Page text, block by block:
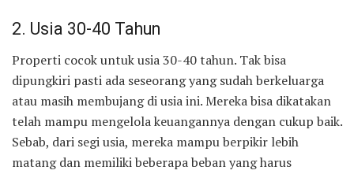
2. Usia 30-40 Tahun
Properti cocok untuk usia 30-40 tahun. Tak bisa
dipungkiri pasti ada seseorang yang sudah berkeluarga
atau masih membujang di usia ini. Mereka bisa dikatakan
telah mampu mengelola keuangannya dengan cukup baik.
Sebab, dari segi usia, mereka mampu berpikir lebih
matang dan memiliki beberapa beban yang harus